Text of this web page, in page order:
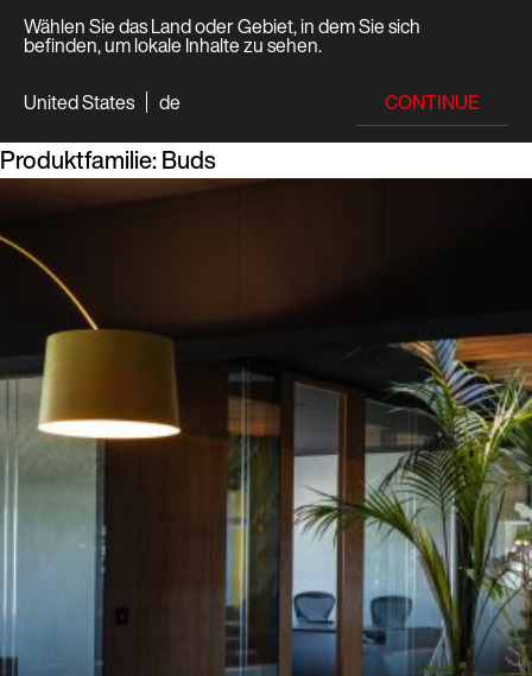
Wählen Sie das Land oder Gebiet, in dem Sie sich
befinden, um lokale Inhalte zu sehen.
United States
de CONTINUE
Produktfamilie:Buds